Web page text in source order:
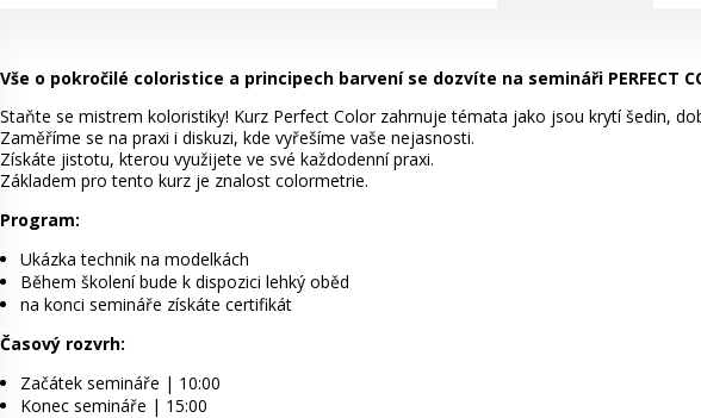
Vše o pokročilé coloristice a principech barvení se dozvíte na semináři PERFECT
Staňte se mistrem koloristiky! Kurz Perfect Color zahrnuje témata jako jsou krytí šedin,
Zaměříme se na praxi i diskuzi, kde vyřešíme vaše nejasnosti.
Získáte jistotu, kterou využijete ve své každodenní praxi.
Základem pro tento kurz je znalost colormetrie.
Program:
Ukázka technik na modelkách
Během školení bude k dispozici lehký oběd
na konci semináře získáte certifikát
Časový rozvrh:
Začátek semináře | 10:00
Konec semináře | 15:00